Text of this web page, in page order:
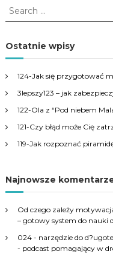
S
e
r
c
o
r
Ostatnie wpisy
124-Jak się przygotować
3lepszy123 – jak
122-Ola z “Pod niebem
121-Czy błąd może Cię
119-Jak rozpoznać
Najnowsze
Od czego zależy
– gotowy system do nauki
024 - narzędzie do
- podcast pomagający w